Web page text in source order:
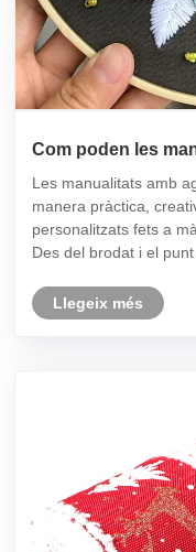
Com poden les
mà?
Les manualitats amb
manera pràctica,
personalitzats fets a
Des del brodat i el
Llegeix més